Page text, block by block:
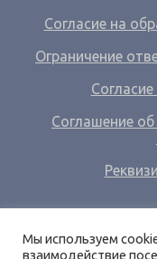
Согласие на
Ограничение
Соглашение
Мы используем
взаимодействие